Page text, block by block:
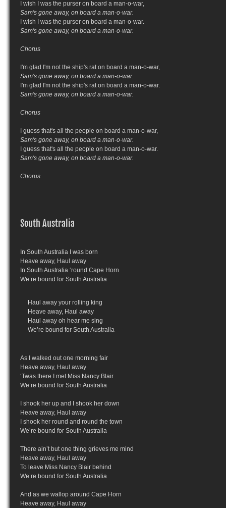
I wish I was the purser on board a man-o-war,
Sam's gone away, on board a man-o-war.
I wish I was the purser on board a man-o-war.
Sam's gone away, on board a man-o-war.
Chorus
I'm glad I'm not the ship's rat on board a man-o-war,
Sam's gone away, on board a man-o-war.
I'm glad I'm not the ship's rat on board a man-o-war.
Sam's gone away, on board a man-o-war.
Chorus
I guess that's all the people on board a man-o-war,
Sam's gone away, on board a man-o-war.
I guess that's all the people on board a man-o-war.
Sam's gone away, on board a man-o-war.
Chorus
South Australia
In South Australia I was born
Heave away, Haul away
In South Australia ‘round Cape Horn
We’re bound for South Australia
Haul away your rolling king
Heave away, Haul away
Haul away oh hear me sing
We’re bound for South Australia
As I walked out one morning fair
Heave away, Haul away
‘Twas there I met Miss Nancy Blair
We’re bound for South Australia
I shook her up and I shook her down
Heave away, Haul away
I shook her round and round the town
We’re bound for South Australia
There ain’t but one thing grieves me mind
Heave away, Haul away
To leave Miss Nancy Blair behind
We’re bound for South Australia
And as we wallop around Cape Horn
Heave away, Haul away